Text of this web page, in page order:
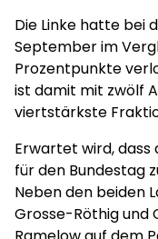
Die Linke hatte bei
September im
Prozentpunkte
ist damit mit zwölf
viertstärkste
Erwartet wird, dass
für den Bundestag
Neben den beiden
Grosse-Röthig und